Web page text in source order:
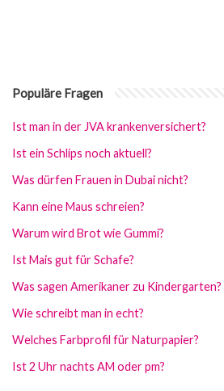
Populäre Fragen
Ist man in der JVA krankenversichert?
Ist ein Schlips noch aktuell?
Was dürfen Frauen in Dubai nicht?
Kann eine Maus schreien?
Warum wird Brot wie Gummi?
Ist Mais gut für Schafe?
Was sagen Amerikaner zu Kindergarten?
Wie schreibt man in echt?
Welches Farbprofil für Naturpapier?
Ist 2 Uhr nachts AM oder pm?